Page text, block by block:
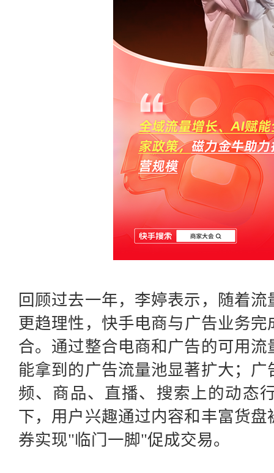
回顾过去一年，李婷表示，随着
更趋理性，快手电商与广告业务完
合。通过整合电商和广告的可用
能拿到的广告流量池显著扩大；
频、商品、直播、搜索上的动态
下，用户兴趣通过内容和丰富货
券实现"临门一脚"促成交易。